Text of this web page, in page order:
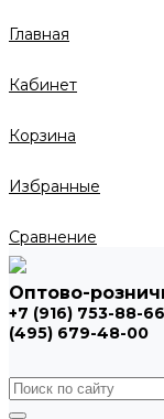
Главная
Кабинет
Корзина
Избранные
Сравнение
Оптово-
+7 (916) 753-88-66
(495) 679-48-00